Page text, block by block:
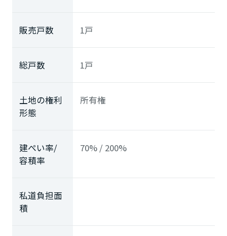
販売戸数 1戸
総戸数 1戸
土地の権利
形態
所有権
建ぺい率/
容積率
70% / 200%
私道負担面
積